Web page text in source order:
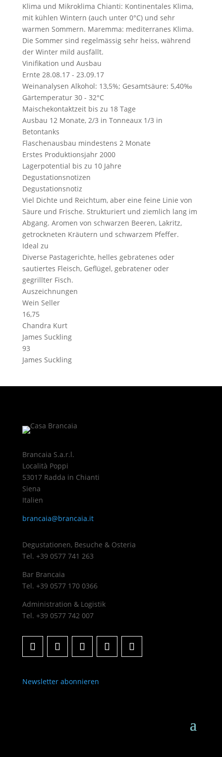
Klima und Mikroklima Chianti: Kontinentales Klima,
mit kühlen Wintern (auch unter 0°C) und sehr
warmen Sommern. Maremma: mediterranes Klima.
Die Sommer sind regelmässig sehr heiss, während
der Winter mild ausfällt.
Vinifikation und Ausbau
Ernte 28.08.17 - 23.09.17
Weinanalysen Alkohol: 13,5%; Gesamtsäure: 5,40‰
Gärtemperatur30 - 32°C
Maischekontaktzeitbis zu 18 Tage
Ausbau 12 Monate, 2/3 in Tonneaux 1/3 in
Betontanks
Flaschenausbau mindestens 2 Monate
Erstes Produktionsjahr2000
Lagerpotential bis zu 10 Jahre
Degustationsnotizen
Degustationsnotiz
Viel Dichte und Reichtum, aber eine feine Linie von
Säure und Frische. Strukturiert und ziemlich lang im
Abgang. Aromen von schwarzen Beeren, Lakritz,
getrockneten Kräutern und schwarzem Pfeffer.
Ideal zu
Diverse Pastagerichte, helles gebratenes oder
sautiertes Fleisch, Geflügel, gebratener oder
gegrillter Fisch.
Auszeichnungen
Wein Seller
16,75
Chandra Kurt
James Suckling
93
James Suckling
Brancaia S.a.r.l.
Località Poppi
53017 Radda in Chianti
Siena
Italien
brancaia@brancaia.it
Degustationen, Besuche & Osteria
Tel. +39 0577 741 263
Bar Brancaia
Tel. +39 0577 170 0366
Administration & Logistik
Tel. +39 0577 742 007
Newsletter abonnieren